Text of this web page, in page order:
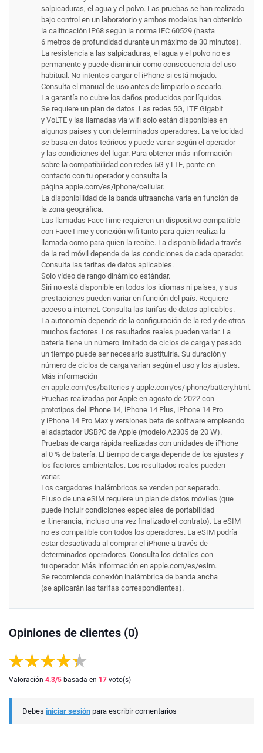
salpicaduras, el agua y el polvo. Las pruebas se han realizado
bajo control en un laboratorio y ambos modelos han obtenido
la calificación IP68 según la norma IEC 60529 (hasta
6 metros de profundidad durante un máximo de 30 minutos).
La resistencia a las salpicaduras, el agua y el polvo no es
permanente y puede disminuir como consecuencia del uso
habitual. No intentes cargar el iPhone si está mojado.
Consulta el manual de uso antes de limpiarlo o secarlo.
La garantía no cubre los daños producidos por líquidos.
Se requiere un plan de datos. Las redes 5G, LTE Gigabit
y VoLTE y las llamadas vía wifi solo están disponibles en
algunos países y con determinados operadores. La velocidad
se basa en datos teóricos y puede variar según el operador
y las condiciones del lugar. Para obtener más información
sobre la compati­bilidad con redes 5G y LTE, ponte en
contacto con tu operador y consulta la
página apple.com/es/iphone/cellular.
La disponibilidad de la banda ultraancha varía en función de
la zona geográfica.
Las llamadas FaceTime requieren un dispositivo compatible
con FaceTime y conexión wifi tanto para quien realiza la
llamada como para quien la recibe. La disponibilidad a través
de la red móvil depende de las condiciones de cada operador.
Consulta las tarifas de datos aplicables.
Solo vídeo de rango dinámico estándar.
Siri no está disponible en todos los idiomas ni países, y sus
prestaciones pueden variar en función del país. Requiere
acceso a internet. Consulta las tarifas de datos aplicables.
La autonomía depende de la configuración de la red y de otros
muchos factores. Los resultados reales pueden variar. La
batería tiene un número limitado de ciclos de carga y pasado
un tiempo puede ser necesario sustituirla. Su duración y
número de ciclos de carga varían según el uso y los ajustes.
Más información
en apple.com/es/batteries y apple.com/es/iphone/battery.html.
Pruebas realizadas por Apple en agosto de 2022 con
prototipos del iPhone 14, iPhone 14 Plus, iPhone 14 Pro
y iPhone 14 Pro Max y versiones beta de software empleando
el adaptador USB?C de Apple (modelo A2305 de 20 W).
Pruebas de carga rápida realizadas con unidades de iPhone
al 0 % de batería. El tiempo de carga depende de los ajustes y
los factores ambientales. Los resultados reales pueden
variar.
Los cargadores inalámbricos se venden por separado.
El uso de una eSIM requiere un plan de datos móviles (que
puede incluir condiciones especiales de portabilidad
e itinerancia, incluso una vez finalizado el contrato). La eSIM
no es compatible con todos los operadores. La eSIM podría
estar desactivada al comprar el iPhone a través de
determinados operadores. Consulta los detalles con
tu operador. Más información en apple.com/es/esim.
Se recomienda conexión inalámbrica de banda ancha
(se aplicarán las tarifas correspondientes).
Opiniones de clientes (0)
Valoración 4.3/5 basada en 17 voto(s)
Debes iniciar sesión para escribir comentarios